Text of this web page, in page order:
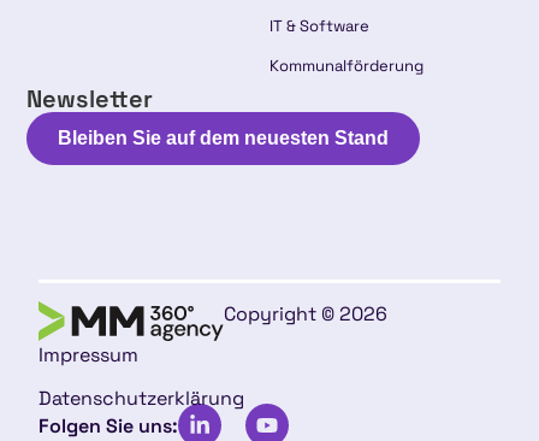
IT & Software
Kommunalförderung
Newsletter
Bleiben Sie auf dem neuesten Stand
Copyright © 2026
Impressum
Datenschutzerklärung
Folgen Sie uns: